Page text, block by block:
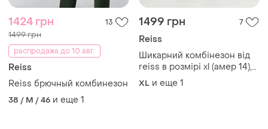
1424 грн 13
1499 грн
распродажа до 10 авг.
Reiss
Reiss брючный комбинезон
38 / M / 46 и еще 1
1499 грн 7
Reiss
Шикарний комбінезон від
reiss в розмірі xl (амер 14),
стан нового, оригінал,
чорний
XL и еще 1